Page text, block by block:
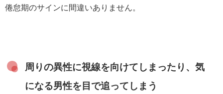
倦怠期のサインに間違いありません。
周りの異性に視線を向けてしまったり、気
になる男性を目で追ってしまう